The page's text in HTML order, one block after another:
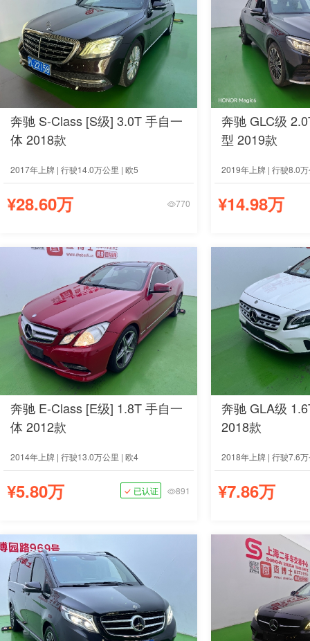
奔驰 S-Class [S级] 3.0T 手自一
体 2018款
2017年上牌 | 行驶14.0万公里 | 欧5
¥28.60万 770
奔驰 GLC级
型 2019款
2019年上牌 | 行驶8.0
¥14.98万
奔驰 E-Class [E级] 1.8T 手自一
体 2012款
2014年上牌 | 行驶13.0万公里 | 欧4
¥5.80万 已认证 891
奔驰 GLA级
2018款
2018年上牌 | 行驶7.6
¥7.86万